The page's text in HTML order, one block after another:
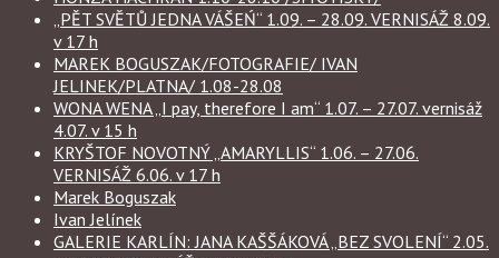
„PĚT SVĚTŮ JEDNA VÁŠEŃ“ 1.09. – 28.09. VERNISÁŽ 8.09.
v 17 h
MAREK BOGUSZAK/FOTOGRAFIE/ IVAN
JELINEK/PLATNA/ 1.08-28.08
WONA WENA „I pay, therefore I am“ 1.07. – 27.07. vernisáž
4.07. v 15 h
KRYŠTOF NOVOTNÝ „AMARYLLIS“ 1.06. – 27.06.
VERNISÁŽ 6.06. v 17 h
Marek Boguszak
Ivan Jelínek
GALERIE KARLÍN: JANA KAŠŠÁKOVÁ „BEZ SVOLENÍ“ 2.05.